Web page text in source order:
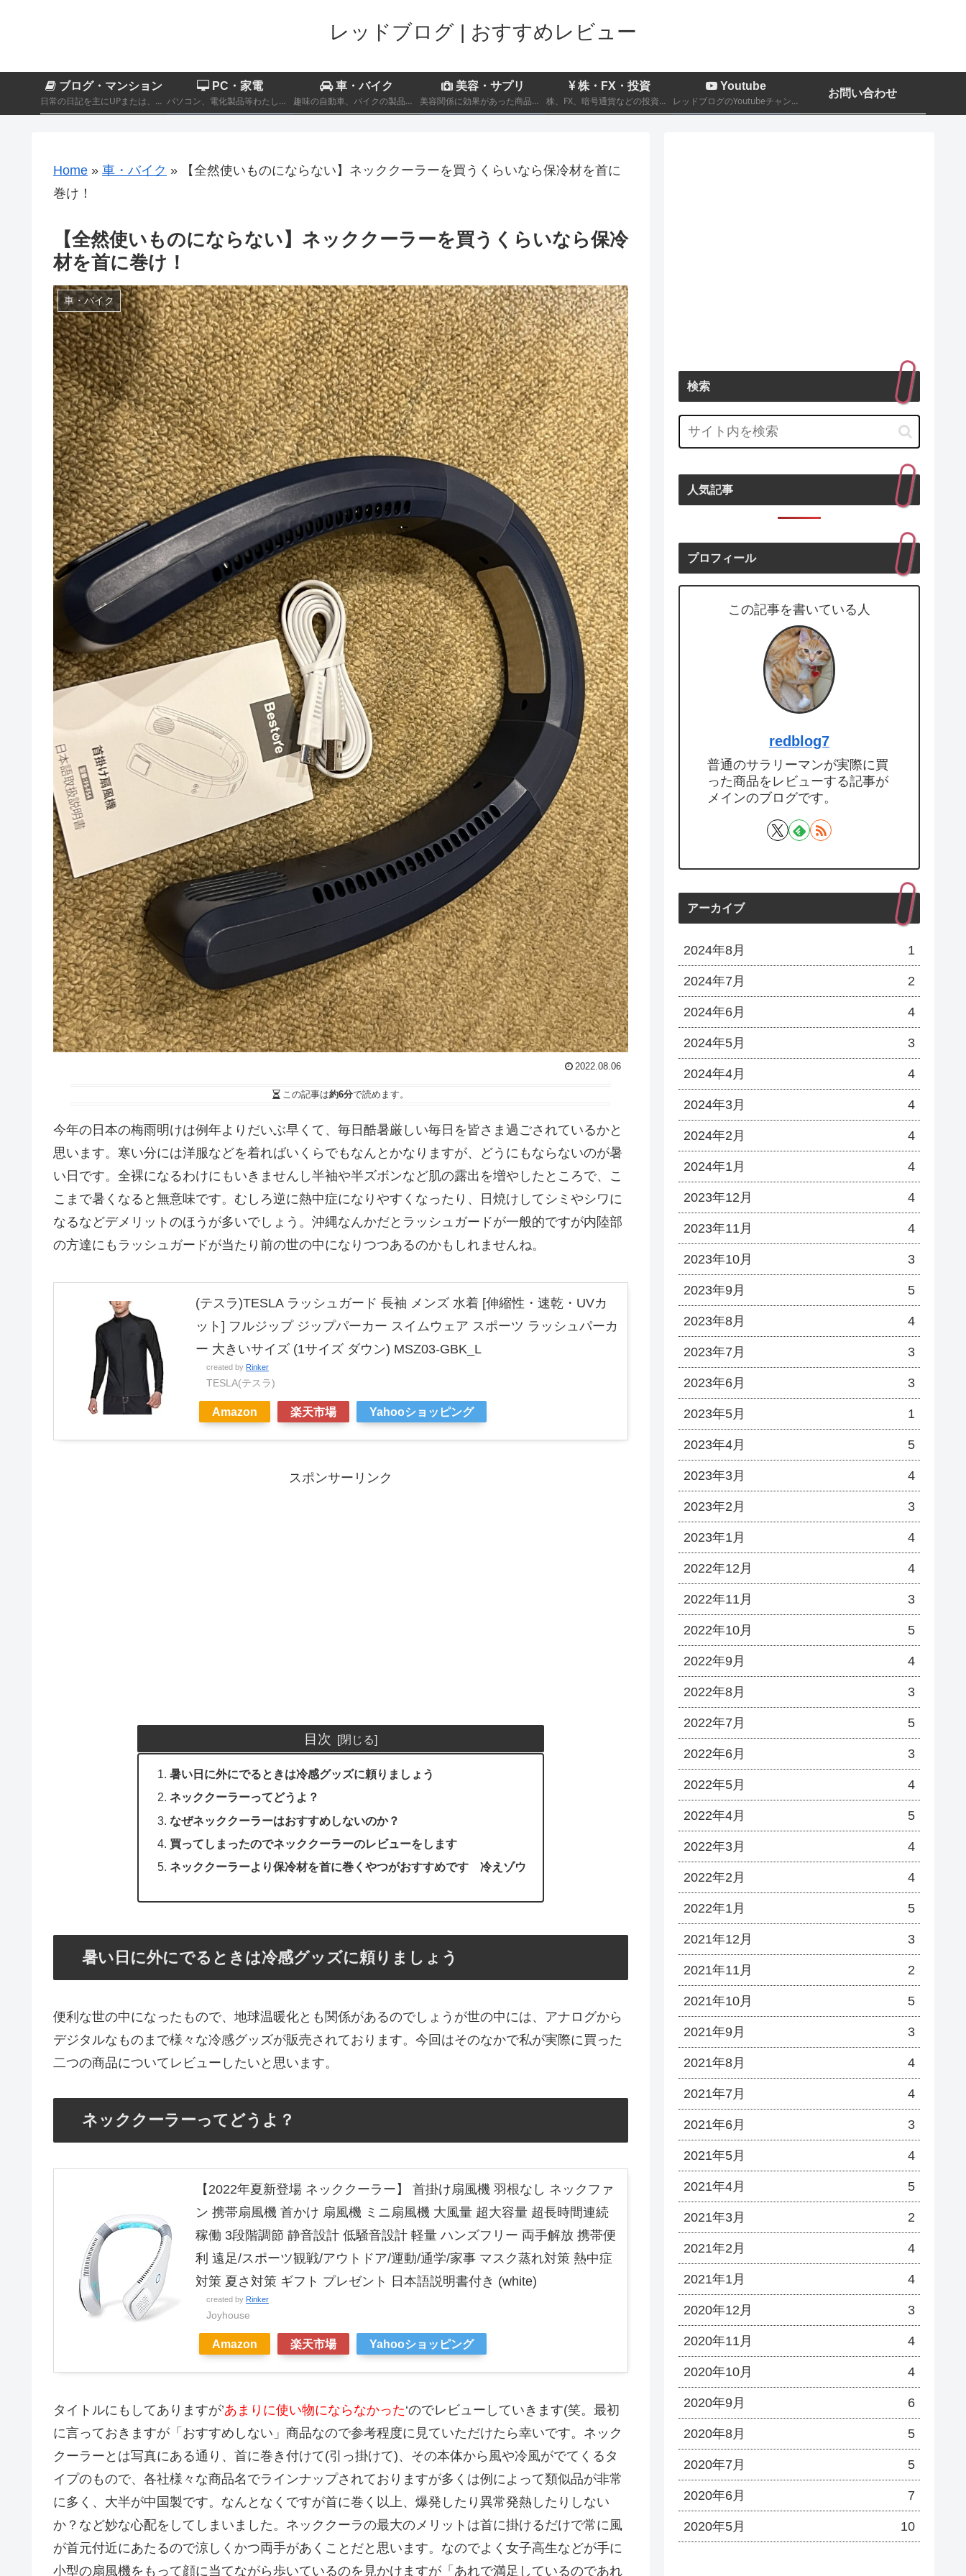
レッドブログ | おすすめレビュー
ブログ・マンション
日常の日記を主にUPまたは、カテゴリーに分類されないその他製品商品のレビュー記事。
PC・家電
パソコン、電化製品等わたし自身が実際に購入したものをレビューするカテゴリーです。
車・バイク
趣味の自動車、バイクの製品レビューおよび車両のインプレッション
美容・サプリ
美容関係に効果があった商品についてのレビュー記事を記載しております。
株・FX・投資
株、FX、暗号通貨などの投資関係についての記事
Youtube
レッドブログのYoutubeチャンネルです
お問い合わせ
Home » 車・バイク » 【全然使いものにならない】ネッククーラーを買うくらいなら保冷材を首に
巻け！
【全然使いものにならない】ネッククーラーを買うくらいなら保冷
材を首に巻け！
車・バイク
2022.08.06
この記事は約6分で読めます。
今年の日本の梅雨明けは例年よりだいぶ早くて、毎日酷暑厳しい毎日を皆さま過ごされているかと
思います。寒い分には洋服などを着ればいくらでもなんとかなりますが、どうにもならないのが暑
い日です。全裸になるわけにもいきませんし半袖や半ズボンなど肌の露出を増やしたところで、こ
こまで暑くなると無意味です。むしろ逆に熱中症になりやすくなったり、日焼けしてシミやシワに
なるなどデメリットのほうが多いでしょう。沖縄なんかだとラッシュガードが一般的ですが内陸部
の方達にもラッシュガードが当たり前の世の中になりつつあるのかもしれませんね。
(テスラ)TESLA ラッシュガード 長袖 メンズ 水着 [伸縮性・速乾・UVカ
ット] フルジップ ジップパーカー スイムウェア スポーツ ラッシュパーカ
ー 大きいサイズ (1サイズ ダウン) MSZ03-GBK_L
created by Rinker
TESLA(テスラ)
Amazon 楽天市場 Yahooショッピング
スポンサーリンク
目次
暑い日に外にでるときは冷感グッズに頼りましょう
ネッククーラーってどうよ？
なぜネッククーラーはおすすめしないのか？
買ってしまったのでネッククーラーのレビューをします
ネッククーラーより保冷材を首に巻くやつがおすすめです 冷えゾウ
暑い日に外にでるときは冷感グッズに頼りましょう
便利な世の中になったもので、地球温暖化とも関係があるのでしょうが世の中には、アナログから
デジタルなものまで様々な冷感グッズが販売されております。今回はそのなかで私が実際に買った
二つの商品についてレビューしたいと思います。
ネッククーラーってどうよ？
【2022年夏新登場 ネッククーラー】 首掛け扇風機 羽根なし ネックファ
ン 携帯扇風機 首かけ 扇風機 ミニ扇風機 大風量 超大容量 超長時間連続
稼働 3段階調節 静音設計 低騒音設計 軽量 ハンズフリー 両手解放 携帯便
利 遠足/スポーツ観戦/アウトドア/運動/通学/家事 マスク蒸れ対策 熱中症
対策 夏さ対策 ギフト プレゼント 日本語説明書付き (white)
created by Rinker
Joyhouse
Amazon 楽天市場 Yahooショッピング
タイトルにもしてありますが’あまりに使い物にならなかった‘のでレビューしていきます(笑。最初
に言っておきますが「おすすめしない」商品なので参考程度に見ていただけたら幸いです。ネック
クーラーとは写真にある通り、首に巻き付けて(引っ掛けて)、その本体から風や冷風がでてくるタ
イプのもので、各社様々な商品名でラインナップされておりますが多くは例によって類似品が非常
に多く、大半が中国製です。なんとなくですが首に巻く以上、爆発したり異常発熱したりしない
か？など妙な心配をしてしまいました。ネッククーラの最大のメリットは首に掛けるだけで常に風
が首元付近にあたるので涼しくかつ両手があくことだと思います。なのでよく女子高生などが手に
小型の扇風機をもって顔に当てながら歩いているのを見かけますが「あれで満足しているのであれ
検索
人気記事
プロフィール
この記事を書いている人
redblog7
普通のサラリーマンが実際に買
った商品をレビューする記事が
メインのブログです。
アーカイブ
2024年8月 1
2024年7月 2
2024年6月 4
2024年5月 3
2024年4月 4
2024年3月 4
2024年2月 4
2024年1月 4
2023年12月 4
2023年11月 4
2023年10月 3
2023年9月 5
2023年8月 4
2023年7月 3
2023年6月 3
2023年5月 1
2023年4月 5
2023年3月 4
2023年2月 3
2023年1月 4
2022年12月 4
2022年11月 3
2022年10月 5
2022年9月 4
2022年8月 3
2022年7月 5
2022年6月 3
2022年5月 4
2022年4月 5
2022年3月 4
2022年2月 4
2022年1月 5
2021年12月 3
2021年11月 2
2021年10月 5
2021年9月 3
2021年8月 4
2021年7月 4
2021年6月 3
2021年5月 4
2021年4月 5
2021年3月 2
2021年2月 4
2021年1月 4
2020年12月 3
2020年11月 4
2020年10月 4
2020年9月 6
2020年8月 5
2020年7月 5
2020年6月 7
2020年5月 10